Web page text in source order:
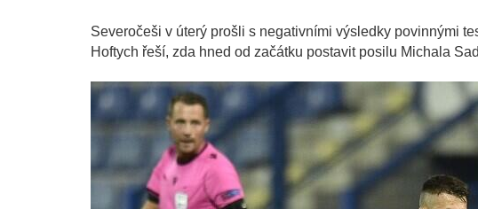
Severočeši v úterý prošli s negativními výsledky povinnými
Hoftych řeší, zda hned od začátku postavit posilu Michala